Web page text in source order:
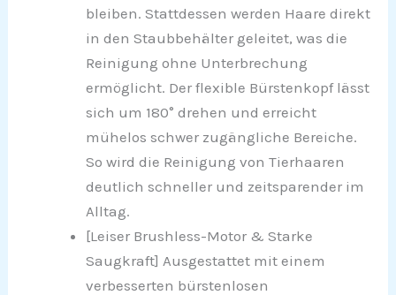
bleiben. Stattdessen werden Haare direkt
in den Staubbehälter geleitet, was die
Reinigung ohne Unterbrechung
ermöglicht. Der flexible Bürstenkopf lässt
sich um 180° drehen und erreicht
mühelos schwer zugängliche Bereiche.
So wird die Reinigung von Tierhaaren
deutlich schneller und zeitsparender im
Alltag.
[Leiser Brushless-Motor & Starke
Saugkraft] Ausgestattet mit einem
verbesserten bürstenlosen